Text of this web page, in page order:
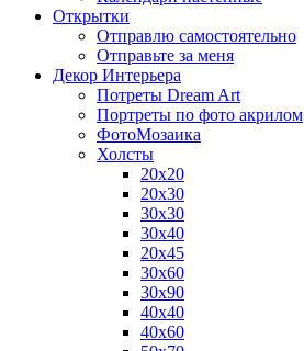
Открытки
Отправлю самостоятельно
Отправьте за меня
Декор Интерьера
Потреты Dream Art
Портреты по фото акрилом
ФотоМозаика
Холсты
20х20
20х30
30х30
30х40
20х45
30х60
30х90
40х40
40х60